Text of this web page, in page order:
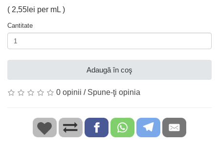
( 2,55lei per mL )
Cantitate
Adaugă în coş
0 opinii / Spune-ţi opinia